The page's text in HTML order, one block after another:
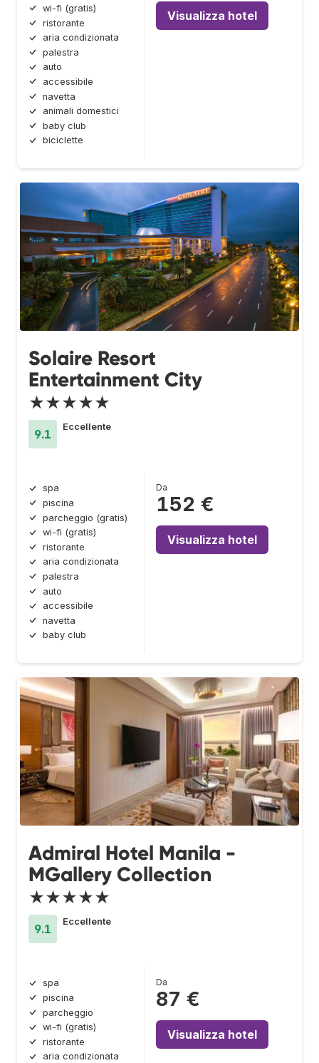
wi-fi (gratis)
ristorante
aria condizionata
palestra
auto
accessibile
navetta
animali domestici
baby club
biciclette
Visualizza hotel
Solaire Resort
Entertainment City
★★★★★
9.1
Eccellente
spa
piscina
parcheggio (gratis)
wi-fi (gratis)
ristorante
aria condizionata
palestra
auto
accessibile
navetta
baby club
Da
152 €
Visualizza hotel
Admiral Hotel Manila -
MGallery Collection
★★★★★
9.1
Eccellente
spa
piscina
parcheggio
wi-fi (gratis)
ristorante
aria condizionata
Da
87 €
Visualizza hotel